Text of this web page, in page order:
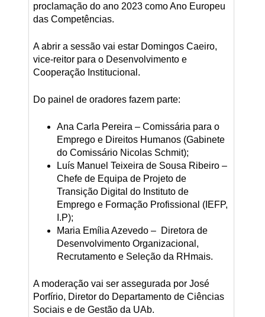
proclamação do ano 2023 como Ano Europeu
das Competências.
A abrir a sessão vai estar Domingos Caeiro,
vice-reitor para o Desenvolvimento e
Cooperação Institucional.
Do painel de oradores fazem parte:
Ana Carla Pereira – Comissária para o
Emprego e Direitos Humanos (Gabinete
do Comissário Nicolas Schmit);
Luís Manuel Teixeira de Sousa Ribeiro –
Chefe de Equipa de Projeto de
Transição Digital do Instituto de
Emprego e Formação Profissional (IEFP,
I.P);
Maria Emília Azevedo – Diretora de
Desenvolvimento Organizacional,
Recrutamento e Seleção da RHmais.
A moderação vai ser assegurada por José
Porfírio, Diretor do Departamento de Ciências
Sociais e de Gestão da UAb.